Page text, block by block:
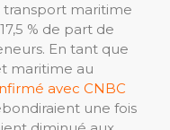
transport maritime
% de part de
En tant que
maritime au
avec CNBC
une fois